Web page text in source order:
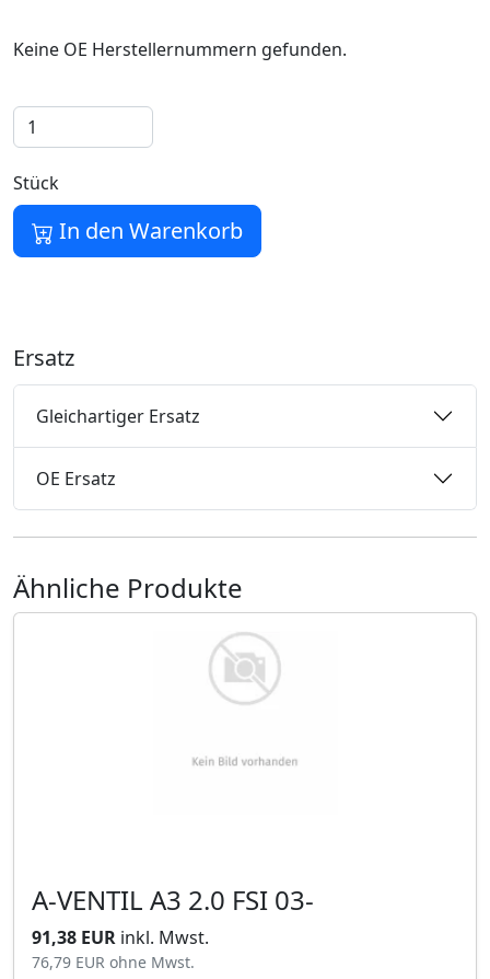
Keine OE Herstellernummern gefunden.
Stück
In den Warenkorb
Ersatz
Gleichartiger Ersatz
OE Ersatz
Ähnliche Produkte
A-VENTIL A3 2.0 FSI 03-
91,38 EUR inkl. Mwst.
76,79 EUR ohne Mwst.